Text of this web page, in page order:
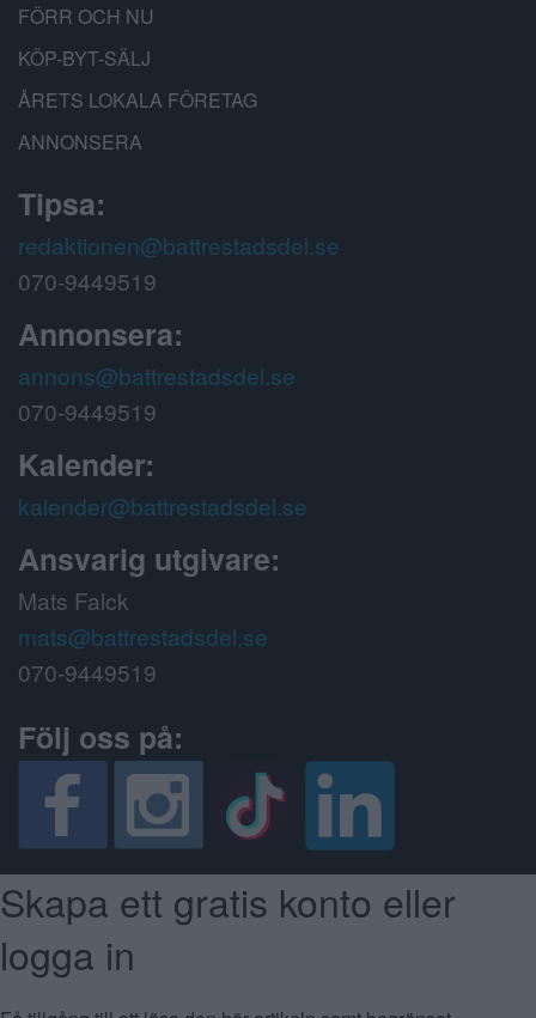
FÖRR OCH NU
KÖP-BYT-SÄLJ
ÅRETS LOKALA FÖRETAG
ANNONSERA
Tipsa:
redaktionen@battrestadsdel.se
070-9449519
Annonsera:
annons@battrestadsdel.se
070-9449519
Kalender:
kalender@battrestadsdel.se
Ansvarig utgivare:
Mats Falck
mats@battrestadsdel.se
070-9449519
Följ oss på:
Skapa ett gratis konto eller
logga in